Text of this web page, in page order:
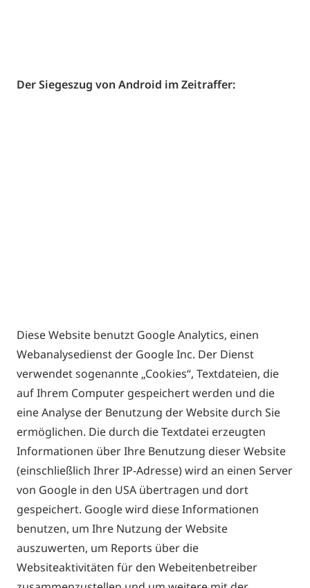
Der Siegeszug von Android im Zeitraffer:
Diese Website benutzt Google Analytics, einen
Webanalysedienst der Google Inc. Der Dienst
verwendet sogenannte „Cookies“, Textdateien, die
auf Ihrem Computer gespeichert werden und die
eine Analyse der Benutzung der Website durch Sie
ermöglichen. Die durch die Textdatei erzeugten
Informationen über Ihre Benutzung dieser Website
(einschließlich Ihrer IP-Adresse) wird an einen Server
von Google in den USA übertragen und dort
gespeichert. Google wird diese Informationen
benutzen, um Ihre Nutzung der Website
auszuwerten, um Reports über die
Websiteaktivitäten für den Webeitenbetreiber